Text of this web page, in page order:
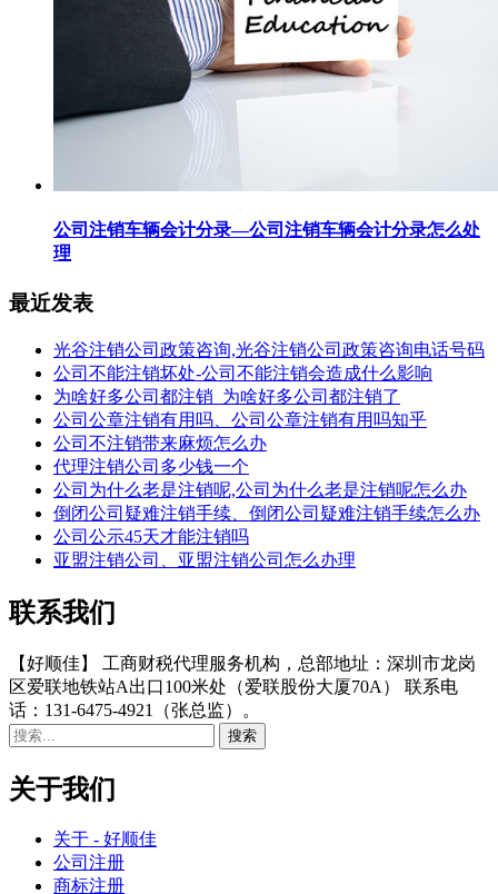
公司注销车辆会计分录—公司注销车辆会计分录怎么处
理
最近发表
光谷注销公司政策咨询,光谷注销公司政策咨询电话号码
公司不能注销坏处-公司不能注销会造成什么影响
为啥好多公司都注销_为啥好多公司都注销了
公司公章注销有用吗、公司公章注销有用吗知乎
公司不注销带来麻烦怎么办
代理注销公司多少钱一个
公司为什么老是注销呢,公司为什么老是注销呢怎么办
倒闭公司疑难注销手续、倒闭公司疑难注销手续怎么办
公司公示45天才能注销吗
亚盟注销公司、亚盟注销公司怎么办理
联系我们
【好顺佳】 工商财税代理服务机构，总部地址：深圳市龙岗
区爱联地铁站A出口100米处（爱联股份大厦70A） 联系电
话：131-6475-4921（张总监）。
关于我们
关于 - 好顺佳
公司注册
商标注册